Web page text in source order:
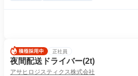
正社員
夜間配送ドライバー(2t)
アサヒロジスティクス株式会社